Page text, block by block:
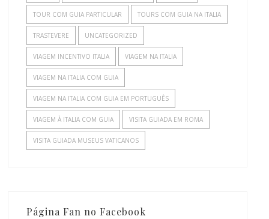
TOUR COM GUIA PARTICULAR TOURS COM GUIA NA ITALIA
TRASTEVERE UNCATEGORIZED
VIAGEM INCENTIVO ITALIA VIAGEM NA ITALIA
VIAGEM NA ITALIA COM GUIA
VIAGEM NA ITALIA COM GUIA EM PORTUGUÊS
VIAGEM À ITALIA COM GUIA VISITA GUIADA EM ROMA
VISITA GUIADA MUSEUS VATICANOS
Página Fan no Facebook